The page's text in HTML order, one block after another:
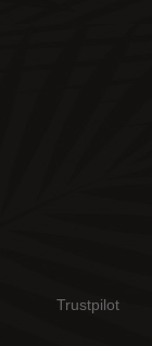
Trustpilot